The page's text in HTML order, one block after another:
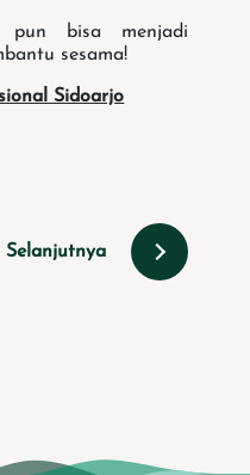
pun bisa menjadi
sesama!
Sidoarjo
Selanjutnya